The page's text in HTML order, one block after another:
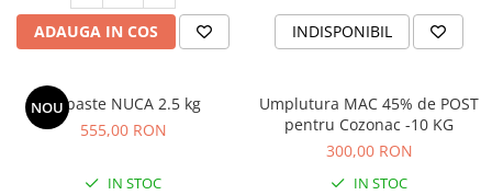
ADAUGA IN COS INDISPONIBIL
NOUJoypaste NUCA 2.5 kg
555,00 RON
IN STOC
Umplutura MAC 45% de POST
pentru Cozonac -10 KG
300,00 RON
IN STOC